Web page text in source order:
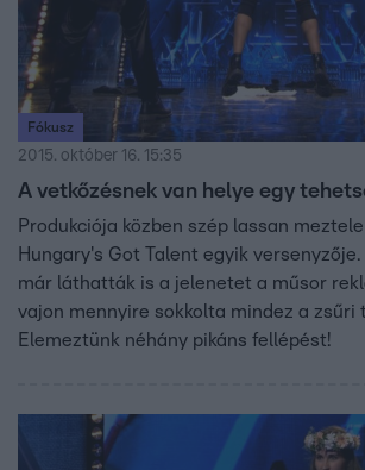
Fókusz
2015. október 16. 15:35
A vetkőzésnek van helye egy
Produkciója közben szép lassan
Hungary's Got Talent egyik
már láthatták is a jelenetet a műsor
vajon mennyire sokkolta mindez a zsűri
Elemeztünk néhány pikáns fellépést!